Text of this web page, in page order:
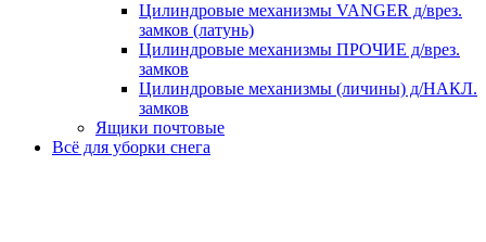
Цилиндровые механизмы VANGER д/врез.
замков (латунь)
Цилиндровые механизмы ПРОЧИЕ д/врез.
замков
Цилиндровые механизмы (личины) д/НАКЛ.
замков
Ящики почтовые
Всё для уборки снега